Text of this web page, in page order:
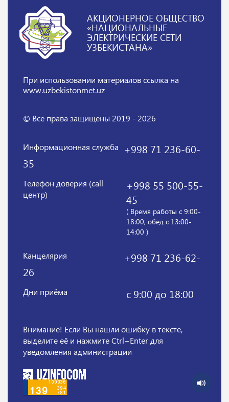
АКЦИОНЕРНОЕ ОБЩЕСТВО
«НАЦИОНАЛЬНЫЕ
ЭЛЕКТРИЧЕСКИЕ СЕТИ
УЗБЕКИСТАНА»
При использовании материаловссылка на
www.uzbekistonmet.uz
© Все права защищены 2019 - 2026
Информационная служба
+998 71 236-60-
35
Телефон доверия (call
центр)
+998 55 500-55-
45
( Время работы с 9:00-
18:00, обед с 13:00-
14:00 )
Канцелярия
+998 71 236-62-
26
Дни приёма с 9:00 до 18:00
Внимание! Если Вы нашли ошибку в тексте,
выделите её и нажмите Ctrl+Enter для
уведомления администрации